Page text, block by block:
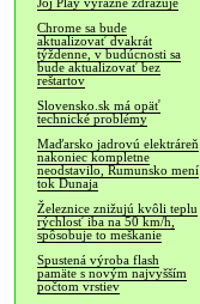
Joj Play výrazne zdražuje
Chrome sa bude
aktualizovať dvakrát
týždenne, v budúcnosti sa
bude aktualizovať bez
reštartov
Slovensko.sk má opäť
technické problémy
Maďarsko jadrovú elektráreň
nakoniec kompletne
neodstavilo, Rumunsko mení
tok Dunaja
Železnice znižujú kvôli teplu
rýchlosť iba na 50 km/h,
spôsobuje to meškanie
Spustená výroba flash
pamäte s novým najvyšším
počtom vrstiev